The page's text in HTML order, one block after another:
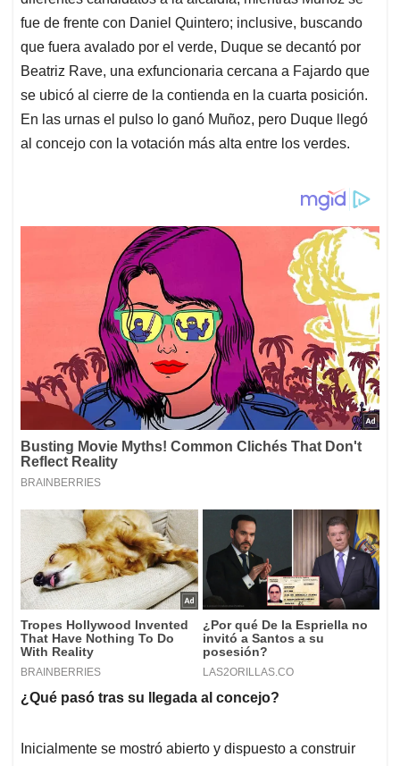
fue de frente con Daniel Quintero; inclusive, buscando
que fuera avalado por el verde, Duque se decantó por
Beatriz Rave, una exfuncionaria cercana a Fajardo que
se ubicó al cierre de la contienda en la cuarta posición.
En las urnas el pulso lo ganó Muñoz, pero Duque llegó
al concejo con la votación más alta entre los verdes.
¿Qué pasó tras su llegada al concejo?
Inicialmente se mostró abierto y dispuesto a construir